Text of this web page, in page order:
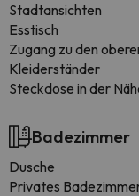
Stadtansichten
Esstisch
Zugang zu den
Kleiderständer
Steckdose in der
Badezimmer
Dusche
Privates